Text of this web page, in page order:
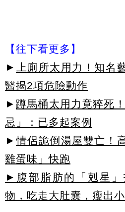
【往下看更多】
►
上廁所太用力！知名
醫揭2項危險動作
► 蹲馬桶太用力竟猝死
忌」：已多起案例
► 情侶詭倒湯屋雙亡！
雞蛋味」快跑
►腹部脂肪的「剋星
物，吃走大肚囊，瘦出